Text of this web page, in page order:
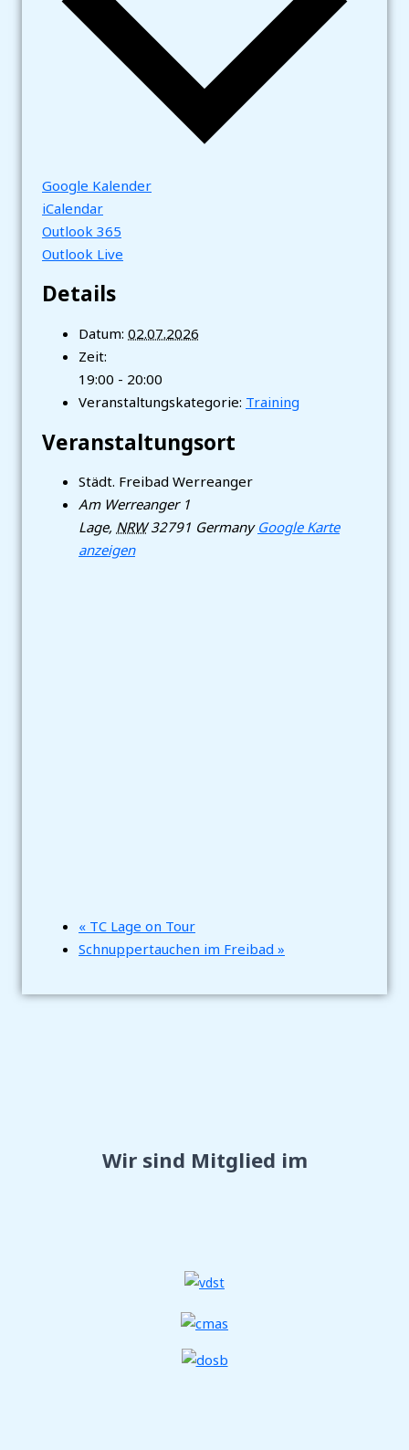
Google Kalender
iCalendar
Outlook 365
Outlook Live
Details
Datum: 02.07.2026
Zeit:
19:00 - 20:00
Veranstaltungskategorie: Training
Veranstaltungsort
Städt. Freibad Werreanger
Am Werreanger 1
Lage, NRW 32791 Germany Google Karte
anzeigen
« TC Lage on Tour
Schnuppertauchen im Freibad »
Wir sind Mitglied im